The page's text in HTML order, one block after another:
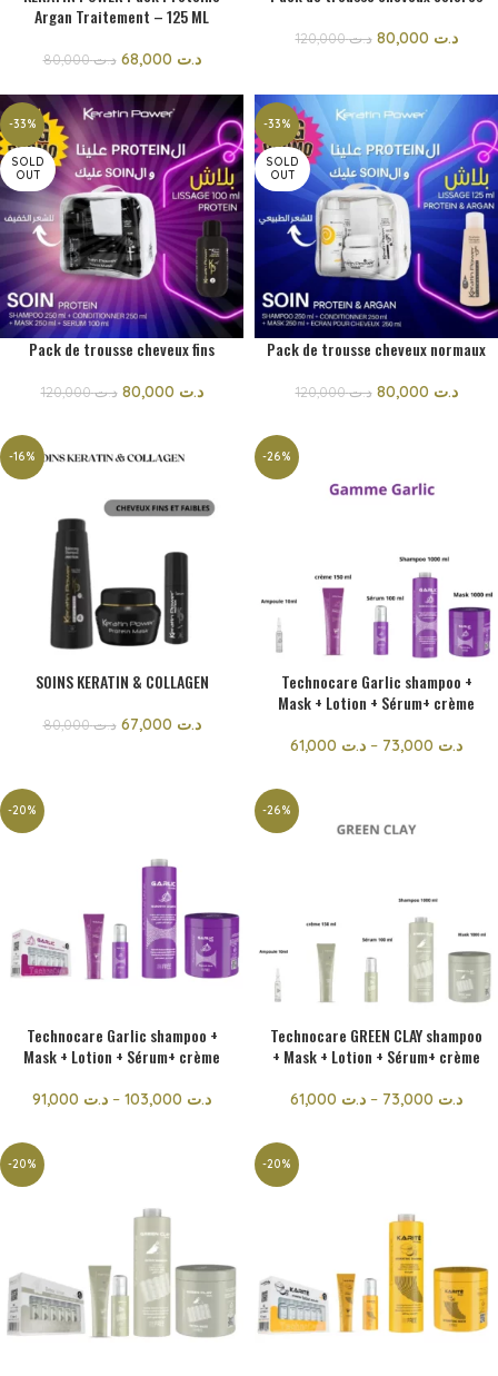
Argan Traitement – 125 ML
د.ت80,000 د.ت
د.ت120,000 د.ت
-33%
SOLD
OUT
Pack de trousse cheveux fins
د.ت120,000 د.ت
-33%
SOLD
OUT
Pack de trousse cheveux normaux
د.ت120,000 د.ت
-16%
SOINS KERATIN & COLLAGEN
د.ت80,000 د.ت
-26%
Technocare Garlic shampoo +
Mask + Lotion + Sérum+ crème
د.ت – د.ت
-20%
Technocare Garlic shampoo +
Mask + Lotion + Sérum+ crème
د.ت – د.ت
-26%
Technocare GREEN CLAY shampoo
+ Mask + Lotion + Sérum+ crème
د.ت – د.ت
-20% -20%